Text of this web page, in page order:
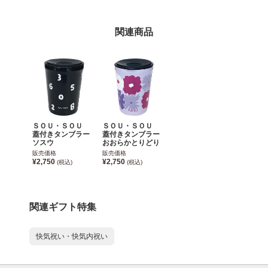
関連商品
ＳＯＵ・ＳＯＵ
蓋付きタンブラー
ソスウ
販売価格
¥2,750 (税込)
ＳＯＵ・ＳＯＵ
蓋付きタンブラー
おおらかとりどり
販売価格
¥2,750(税込)
関連ギフト特集
快気祝い・快気内祝い